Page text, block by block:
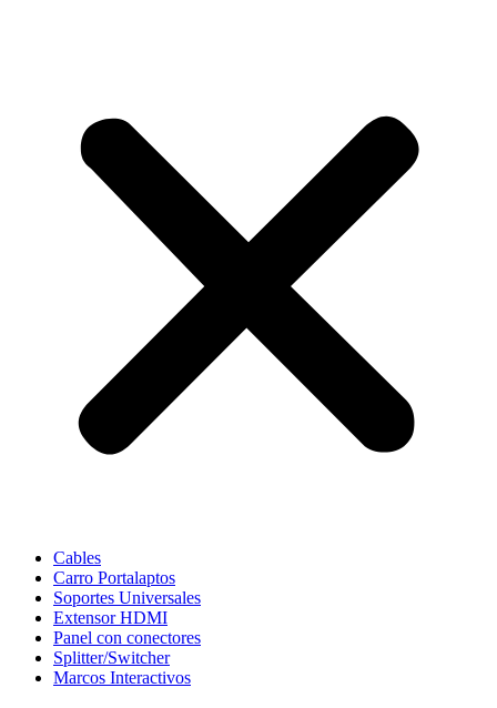
Cables
Carro Portalaptos
Soportes Universales
Extensor HDMI
Panel con conectores
Splitter/Switcher
Marcos Interactivos